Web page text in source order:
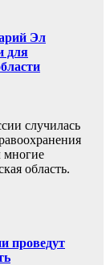
Эл
для
случилась
многие
область.
проведут